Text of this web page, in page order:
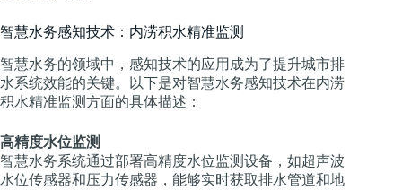
智慧水务感知技术：内涝积水精准监测
智慧水务的领域中，感知技术的应用成为了提升城市排
水系统效能的关键。以下是对智慧水务感知技术在内涝
积水精准监测方面的具体描述：
高精度水位监测
智慧水务系统通过部署高精度水位监测设备，如超声波
水位传感器和压力传感器，能够实时获取排水管道和地